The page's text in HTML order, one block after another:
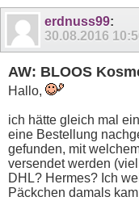
erdnuss99:
30.08.2016
AW: BLOOS
Hallo,
ich hätte gleich mal
eine Bestellung
gefunden, mit
versendet werden
DHL? Hermes? Ich
Päckchen damals